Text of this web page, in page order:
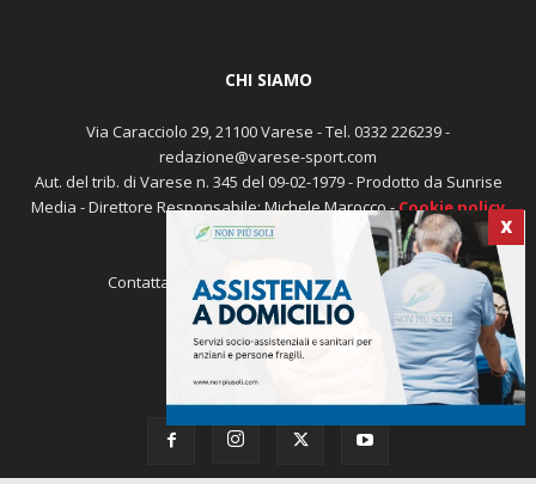
X
redazione@varese-sport.com
Aut. del trib. di Varese n. 345 del 09-02-1979 - Prodotto da Sunrise
Media - Direttore Responsabile: Michele Marocco -Cookie policy
Pubblicità
redazione@varese-sport.com
SEGUICI